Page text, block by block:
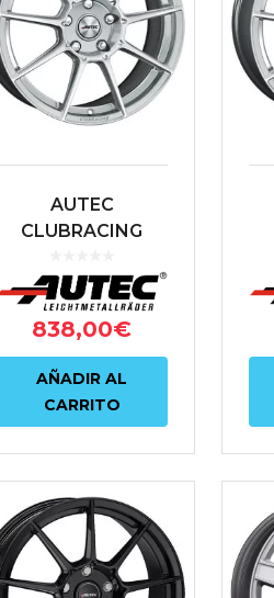
AUTEC
CLUBRACING
72.6 PLATA
838,00€
AÑADIR AL
CARRITO